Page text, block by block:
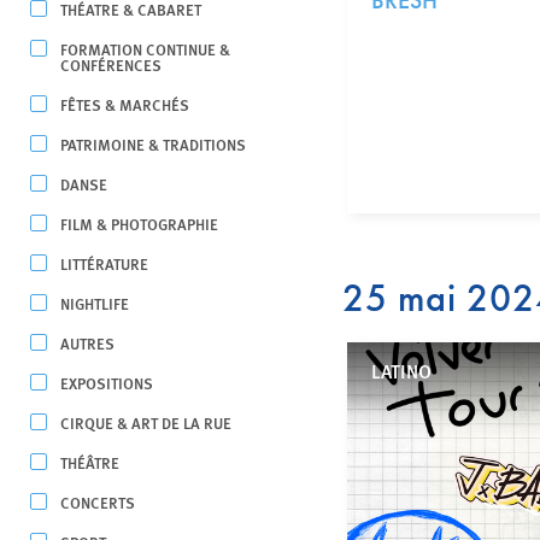
THÉATRE & CABARET
FORMATION CONTINUE &
CONFÉRENCES
FÊTES & MARCHÉS
PATRIMOINE & TRADITIONS
DANSE
FILM & PHOTOGRAPHIE
LITTÉRATURE
NIGHTLIFE
AUTRES
EXPOSITIONS
CIRQUE & ART DE LA RUE
THÉÂTRE
CONCERTS
25 mai
LATINO